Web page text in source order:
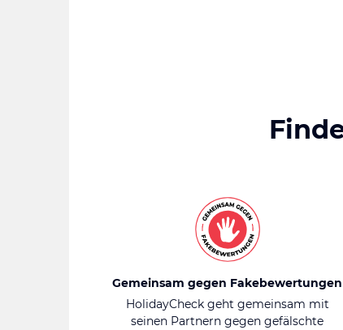
Gemeinsam gegen Fakebewertungen
HolidayCheck geht gemeinsam mit
seinen Partnern gegen gefälschte